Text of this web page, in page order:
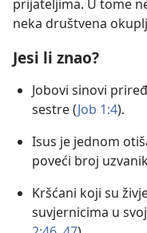
prijateljima. U tome
neka društvena
Jesi li znao?
Jobovi sinovi
sestre (Job 1:4).
Isus je jednom
poveći broj
Kršćani koji su
suvjernicima u